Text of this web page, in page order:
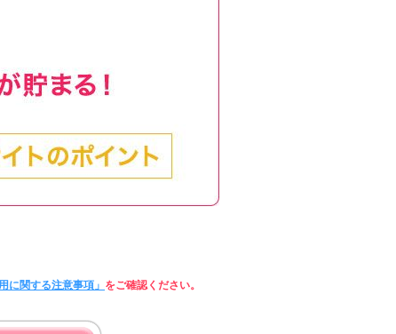
に関する注意事項」 をご確認ください。